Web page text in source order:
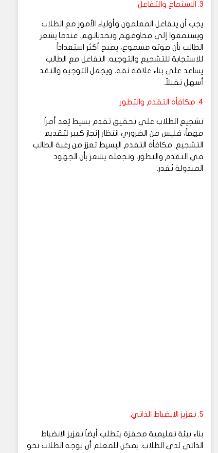
3. الاستماع والتفاعل.
يجب أن يتفاعل المعلمون وأولياء الأمور مع الطلاب
ويستمعوا إلى مخاوفهم وتحدياتهم. عندما يشعر
الطالب بأن صوته مسموع، يصبح أكثر استعداداً
للاستجابة للتشجيع والتوجيه. التفاعل مع الطالب
يساعد على بناء علاقة ثقة، ويجعل التوجيه والنقد
أسهل تقبلاً.
4. مكافأة التقدم والتطور.
تشجيع الطلاب على تحقيق تقدم بسيط يُعد أمراً
مهماً، فليس من الضروري انتظار إنجاز كبير لتقديم
التشجيع. مكافأة التقدم البسيط تعزز من رغبة الطالب
في التقدم والتطور، وتجعله يشعر بأن الجهود
المبذولة تُقدر.
5. تعزيز الانضباط الذاتي.
بناء بيئة تعليمية محفزة يتطلب أيضاً تعزيز الانضباط
الذاتي لدى الطلاب. يمكن للمعلم أن يوجه الطلاب نحو